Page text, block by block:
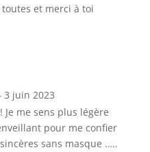
et merci à toi
3 juin 2023
me sens plus légère
pour me confier
sans masque …..